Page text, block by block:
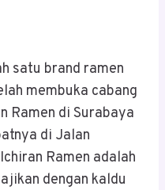
satu brand ramen
membuka cabang
Ramen di Surabaya
di Jalan
Ramen adalah
dengan kaldu